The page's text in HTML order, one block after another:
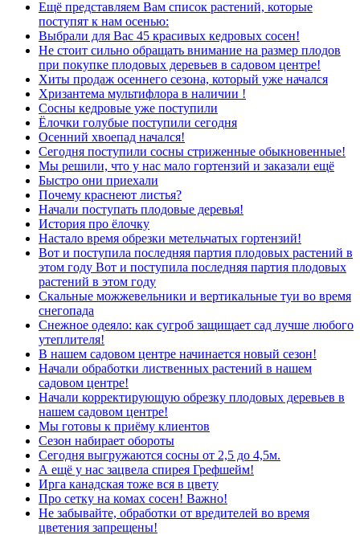
Ещё представляем Вам список растений, которые
поступят к нам осенью:
Выбрали для Вас 45 красивых кедровых сосен!
Не стоит сильно обращать внимание на размер плодов
при покупке плодовых деревьев в садовом центре!
Хиты продаж осеннего сезона, который уже начался
Хризантема мультифлора в наличии !
Сосны кедровые уже поступили
Ёлочки голубые поступили сегодня
Осенний хвоепад начался!
Сегодня поступили сосны стриженные обыкновенные!
Мы решили, что у нас мало гортензий и заказали ещё
Быстро они приехали
Почему краснеют листья?
Начали поступать плодовые деревья!
История про ёлочку
Настало время обрезки метельчатых гортензий!
Вот и поступила последняя партия плодовых растений в
этом году Вот и поступила последняя партия плодовых
растений в этом году
Скальные можжевельники и вертикальные туи во время
снегопада
Снежное одеяло: как сугроб защищает сад лучше любого
утеплителя!
В нашем садовом центре начинается новый сезон!
Начали обработки лиственных растений в нашем
садовом центре!
Начали корректирующую обрезку плодовых деревьев в
нашем садовом центре!
Мы готовы к приёму клиентов
Сезон набирает обороты
Сегодня выгружаются сосны от 2,5 до 4,5м.
А ещё у нас зацвела спирея Грефшейм!
Ирга канадская тоже вся в цвету
Про сетку на комах сосен! Важно!
Не забывайте, обработки от вредителей во время
цветения запрещены!